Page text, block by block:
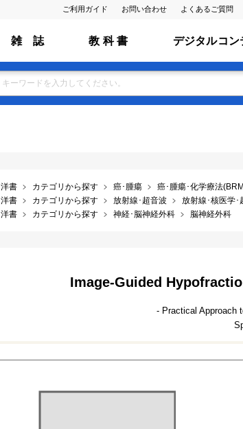
ご利用ガイド お問い合わせ よくあるご質問
雑 誌 教 科 書 デジタルコン
洋書 カテゴリから探す 癌･腫瘍
癌･腫瘍･化学療法
洋書 カテゴリから探す 放射線･超音波
放射線･核医学
洋書 カテゴリから探す 神経･脳神経外科 脳神経外科
Image-Guided
- Practical Approach